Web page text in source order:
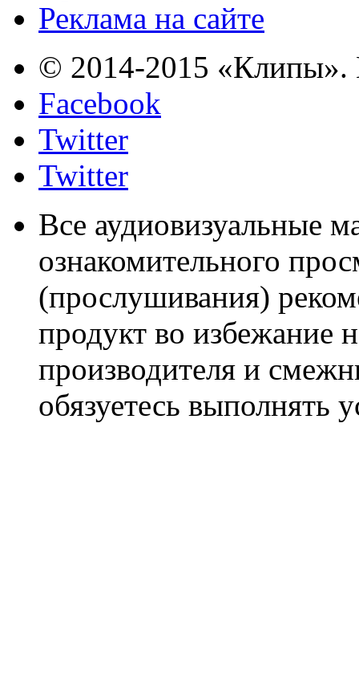
Реклама на сайте
© 2014-2015 «Клипы».
Facebook
Twitter
Twitter
Все аудиовизуальные
ознакомительного
(прослушивания)
продукт во избежание
производителя и
обязуетесь выполнять